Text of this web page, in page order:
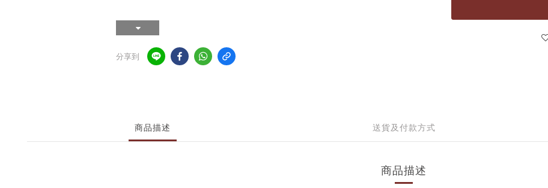
分享到
商品描述 送貨及付款方式
商品描述